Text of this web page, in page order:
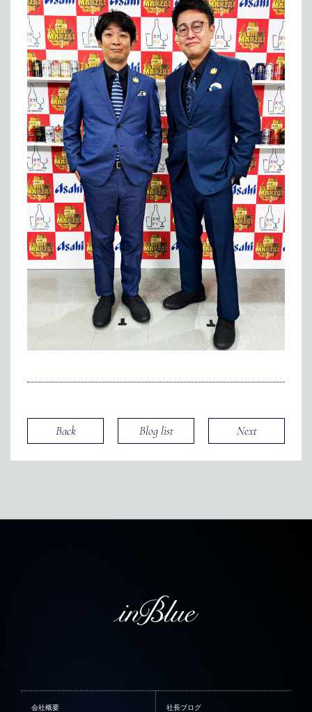
Back Blog list Next
会社概要 社長ブログ